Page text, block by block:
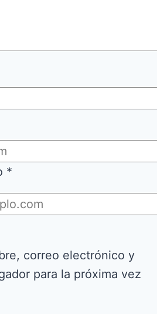
*
correo electrónico y
para la próxima vez